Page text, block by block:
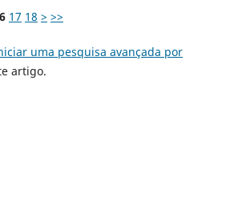
17 18 > >>
uma pesquisa avançada por
artigo.